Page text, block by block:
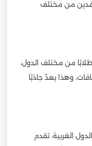
من مختلف
من مختلف الدول،
وهذا يعدّ جاذبًا
الغربية، تقدم